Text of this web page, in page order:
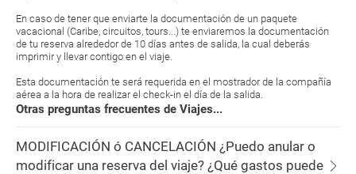
En caso de tener que enviarte la documentación de un paquete
vacacional (Caribe, circuitos, tours...) te enviaremos la documentación
de tu reserva alrededor de 10 días antes de salida, la cual deberás
imprimir y llevar contigo en el viaje.
Esta documentación te será requerida en el mostrador de la compañía
aérea a la hora de realizar el check-in el día de la salida.
Otras preguntas frecuentes de Viajes...
MODIFICACIÓN ó CANCELACIÓN ¿Puedo anular o
modificar una reserva del viaje? ¿Qué gastos puede